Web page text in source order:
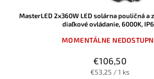
MasterLED 2x360W LED solárna pouličná a
diaľkové ovládanie, 6000K,
MOMENTÁLNE
€106,50
€53,25 / 1 ks